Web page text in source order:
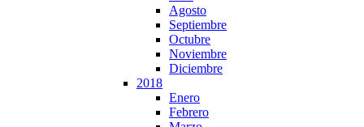
Agosto
Septiembre
Octubre
Noviembre
Diciembre
2018
Enero
Febrero